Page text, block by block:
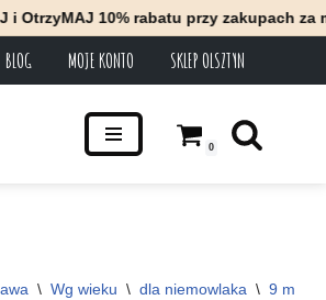
10% rabatu przy zakupach za
BLOG MOJE KONTO SKLEP OLSZTYN
0
\ Wg wieku \ dla niemowlaka \ 9 m